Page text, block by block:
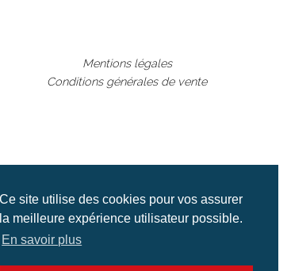
Ce site utilise des cookies pour vos assurer
la meilleure expérience utilisateur possible.
En savoir plus
Mentions légales
Conditions générales de vente
|